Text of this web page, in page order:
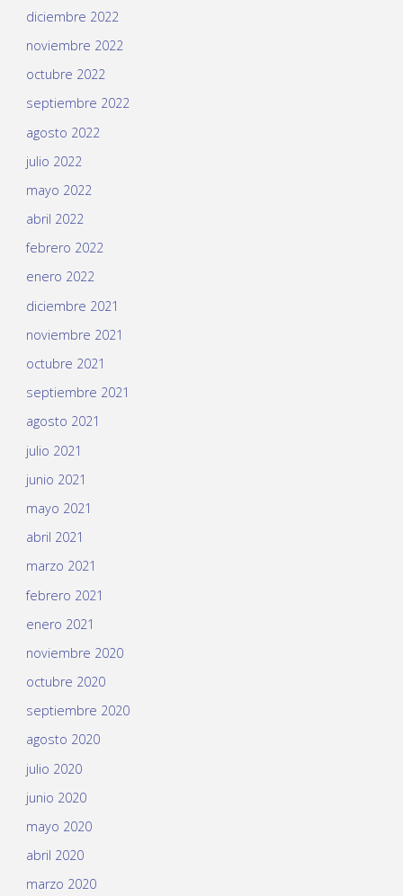
diciembre 2022
noviembre 2022
octubre 2022
septiembre 2022
agosto 2022
julio 2022
mayo 2022
abril 2022
febrero 2022
enero 2022
diciembre 2021
noviembre 2021
octubre 2021
septiembre 2021
agosto 2021
julio 2021
junio 2021
mayo 2021
abril 2021
marzo 2021
febrero 2021
enero 2021
noviembre 2020
octubre 2020
septiembre 2020
agosto 2020
julio 2020
junio 2020
mayo 2020
abril 2020
marzo 2020